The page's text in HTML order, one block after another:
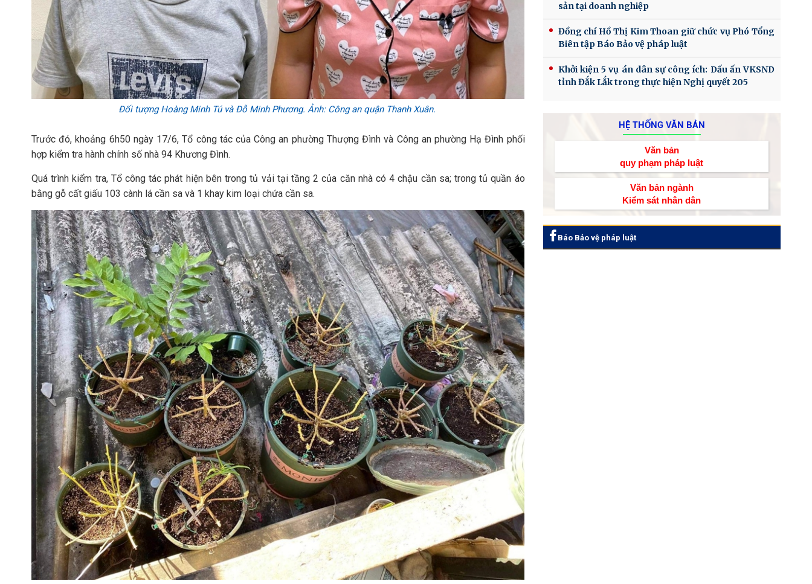
Đối tượng Hoàng Minh Tú và Đỗ Minh Phương. Ảnh: Công an quận Thanh Xuân.
Trước đó, khoảng 6h50 ngày 17/6, Tổ công tác của Công an phường Thượng Đình và Công an phường Hạ Đình phối
hợp kiểm tra hành chính số nhà 94 Khương Đình.
Quá trình kiểm tra, Tổ công tác phát hiện bên trong tủ vải tại tầng 2 của căn nhà có 4 chậu cần sa; trong tủ quần áo
bằng gỗ cất giấu 103 cành lá cần sa và 1 khay kim loại chứa cần sa.
sản tại doanh nghiệp
Đồng chí Hồ Thị Kim Thoan giữ chức vụ Phó Tổng
Biên tập Báo Bảo vệ pháp luật
Khởi kiện 5 vụ án dân sự công ích: Dấu ấn VKSND
tỉnh Đắk Lắk trong thực hiện Nghị quyết 205
HỆ THỐNG VĂN BẢN
Văn bản
quy phạm pháp luật
Văn bản ngành
Kiểm sát nhân dân
Báo Bảo vệ pháp luật